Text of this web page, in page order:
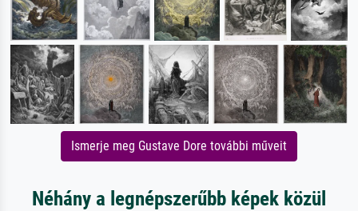
Ismerje meg Gustave Dore további műveit
Néhány a legnépszerűbb képek közül